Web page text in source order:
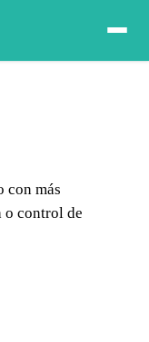
con más
control de